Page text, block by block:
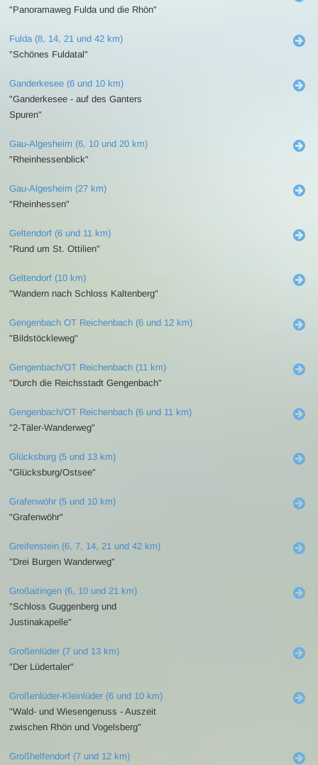
"Panoramaweg Fulda und die Rhön"
Fulda (8, 14, 21 und 42 km)
"Schönes Fuldatal"
Ganderkesee (6 und 10 km)
"Ganderkesee - auf des Ganters
Spuren"
Gau-Algesheim (6, 10 und 20 km)
"Rheinhessenblick"
Gau-Algesheim (27 km)
"Rheinhessen"
Geltendorf (6 und 11 km)
"Rund um St. Ottilien"
Geltendorf (10 km)
"Wandern nach Schloss Kaltenberg"
Gengenbach OT Reichenbach (6 und 12 km)
"Bildstöckleweg"
Gengenbach/OT Reichenbach (11 km)
"Durch die Reichsstadt Gengenbach"
Gengenbach/OT Reichenbach (6 und 11 km)
"2-Täler-Wanderweg"
Glücksburg (5 und 13 km)
"Glücksburg/Ostsee"
Grafenwöhr (5 und 10 km)
"Grafenwöhr"
Greifenstein (6, 7, 14, 21 und 42 km)
"Drei Burgen Wanderweg"
Großaitingen (6, 10 und 21 km)
"Schloss Guggenberg und
Justinakapelle"
Großenlüder (7 und 13 km)
"Der Lüdertaler"
Großenlüder-Kleinlüder (6 und 10 km)
"Wald- und Wiesengenuss - Auszeit
zwischen Rhön und Vogelsberg"
Großhelfendorf (7 und 12 km)